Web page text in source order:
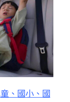
、國小、國